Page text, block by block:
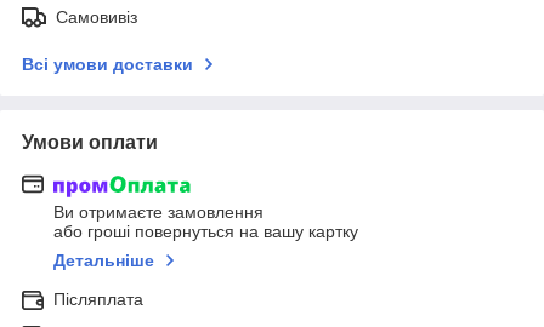
Самовивіз
Всі умови доставки
Умови оплати
Ви отримаєте замовлення
або гроші повернуться на вашу картку
Детальніше
Післяплата